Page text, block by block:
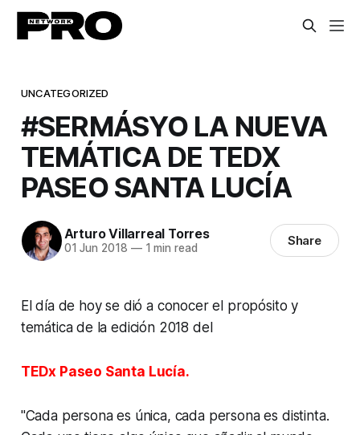
UNCATEGORIZED
#SERMÁSYO LA NUEVA
TEMÁTICA DE TEDX
PASEO SANTA LUCÍA
Arturo Villarreal Torres
01 Jun 2018 —1 min read Share
El día de hoy se dió a conocer el propósito y
temática de la edición 2018 del
TEDx Paseo Santa Lucía.
"Cada persona es única, cada persona es distinta.